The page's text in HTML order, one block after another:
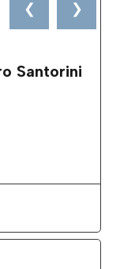
❮ ❯
Santorini